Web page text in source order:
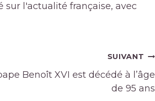
l'actualité française, avec
SUIVANT
Benoît XVI est décédé à l’âge
de 95 ans